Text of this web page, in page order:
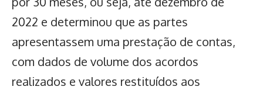
2022 e determinou que as partes
apresentassem uma prestação de contas,
com dados de volume dos acordos
realizados e valores restituídos aos